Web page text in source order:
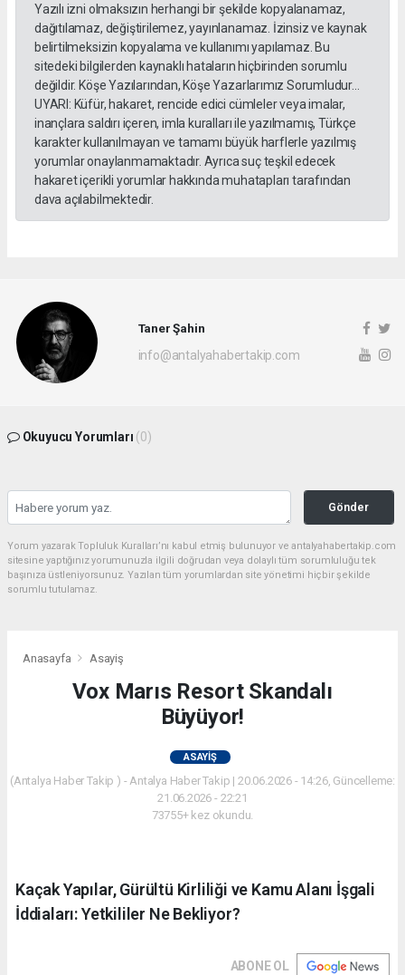
Yazılı izni olmaksızın herhangi bir şekilde kopyalanamaz,
dağıtılamaz, değiştirilemez, yayınlanamaz. İzinsiz ve kaynak
belirtilmeksizin kopyalama ve kullanımı yapılamaz. Bu
sitedeki bilgilerden kaynaklı hataların hiçbirinden sorumlu
değildir. Köşe Yazılarından, Köşe Yazarlarımız Sorumludur...
UYARI: Küfür, hakaret, rencide edici cümleler veya imalar,
inançlara saldırı içeren, imla kuralları ile yazılmamış, Türkçe
karakter kullanılmayan ve tamamı büyük harflerle yazılmış
yorumlar onaylanmamaktadır. Ayrıca suç teşkil edecek
hakaret içerikli yorumlar hakkında muhatapları tarafından
dava açılabilmektedir.
Taner Şahin
info@antalyahabertakip.com
Okuyucu Yorumları (0)
Gönder
Yorum yazarak Topluluk Kuralları’nı kabul etmiş bulunuyor ve antalyahabertakip.com
sitesine yaptığınız yorumunuzla ilgili doğrudan veya dolaylı tüm sorumluluğu tek
başınıza üstleniyorsunuz. Yazılan tüm yorumlardan site yönetimi hiçbir şekilde
sorumlu tutulamaz.
Anasayfa Asayiş
Vox Marıs Resort Skandalı
Büyüyor!
ASAYIŞ
(Antalya Haber Takip ) - Antalya Haber Takip | 20.06.2026 - 14:26, Güncelleme:
21.06.2026 - 22:21
73755+ kez okundu.
Kaçak Yapılar, Gürültü Kirliliği ve Kamu Alanı İşgali
İddiaları: Yetkililer Ne Bekliyor?
ABONE OL